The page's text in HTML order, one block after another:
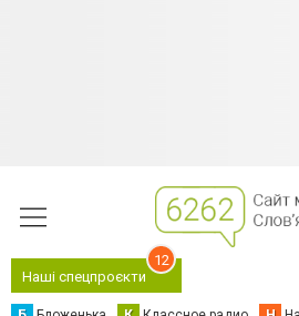
Наші спецпроєкти
12